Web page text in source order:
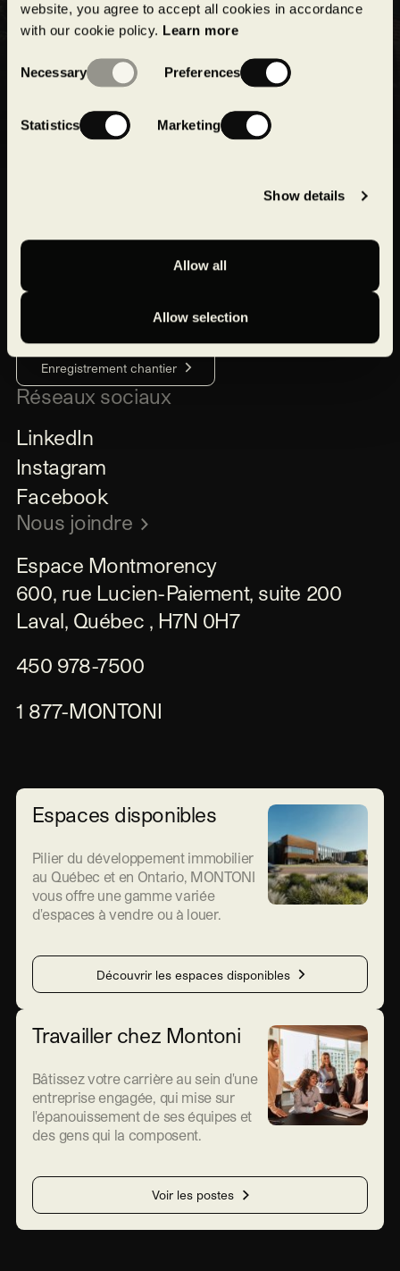
website, you agree to accept all cookies in accordance
with our cookie policy. Learn more
Selection
Necessary Preferences
Statistics Marketing
Show details
Allow all
Allow selection
Développement durable
Actualités
Enregistrement chantier
Réseaux sociaux
LinkedIn
Instagram
Facebook
Nous joindre
Espace Montmorency
600, rue Lucien-Paiement, suite 200
Laval, Québec , H7N 0H7
450 978-7500
1 877-MONTONI
Espaces disponibles
Pilier du développement immobilier
au Québec et en Ontario, MONTONI
vous offre une gamme variée
d'espaces à vendre ou à louer.
Découvrir les espaces disponibles
Travailler chez Montoni
Bâtissez votre carrière au sein d'une
entreprise engagée, qui mise sur
l'épanouissement de ses équipes et
des gens qui la composent.
Voir les postes